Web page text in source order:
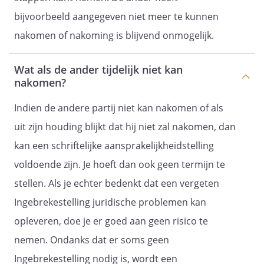
bijvoorbeeld aangegeven niet meer te kunnen
nakomen of nakoming is blijvend onmogelijk.
Wat als de ander tijdelijk niet kan
nakomen?
Indien de andere partij niet kan nakomen of als
uit zijn houding blijkt dat hij niet zal nakomen, dan
kan een schriftelijke aansprakelijkheidstelling
voldoende zijn. Je hoeft dan ook geen termijn te
stellen. Als je echter bedenkt dat een vergeten
Ingebrekestelling juridische problemen kan
opleveren, doe je er goed aan geen risico te
nemen. Ondanks dat er soms geen
Ingebrekestelling nodig is, wordt een